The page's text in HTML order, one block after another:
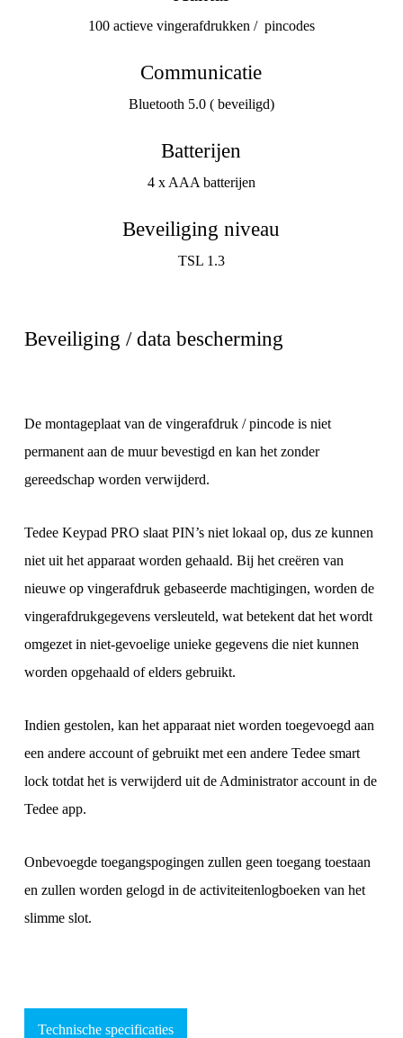
100 actieve vingerafdrukken / pincodes
Communicatie
Bluetooth 5.0 ( beveiligd)
Batterijen
4 x AAA batterijen
Beveiliging niveau
TSL 1.3
Beveiliging / data bescherming
De montageplaat van de vingerafdruk / pincode is niet
permanent aan de muur bevestigd en kan het zonder
gereedschap worden verwijderd.
Tedee Keypad PRO slaat PIN’s niet lokaal op, dus ze kunnen
niet uit het apparaat worden gehaald. Bij het creëren van
nieuwe op vingerafdruk gebaseerde machtigingen, worden de
vingerafdrukgegevens versleuteld, wat betekent dat het wordt
omgezet in niet-gevoelige unieke gegevens die niet kunnen
worden opgehaald of elders gebruikt.
Indien gestolen, kan het apparaat niet worden toegevoegd aan
een andere account of gebruikt met een andere Tedee smart
lock totdat het is verwijderd uit de Administrator account in de
Tedee app.
Onbevoegde toegangspogingen zullen geen toegang toestaan
en zullen worden gelogd in de activiteitenlogboeken van het
slimme slot.
Technische specificaties